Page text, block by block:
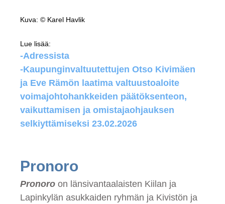
Kuva: © Karel Havlik
Lue lisää:
-Adressista
-Kaupunginvaltuutettujen Otso Kivimäen
ja Eve Rämön laatima valtuustoaloite
voimajohtohankkeiden päätöksenteon,
vaikuttamisen ja omistajaohjauksen
selkiyttämiseksi 23.02.2026
Pronoro
Pronoro on länsivantaalaisten Kiilan ja
Lapinkylän asukkaiden ryhmän ja Kivistön ja